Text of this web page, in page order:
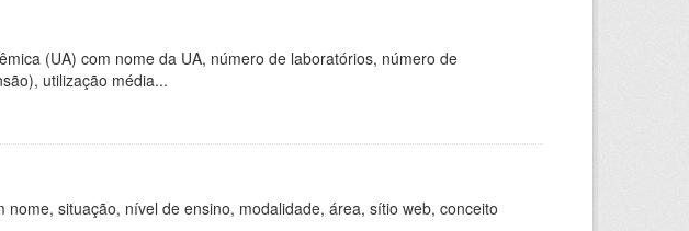
(UA) com nome da UA, número de laboratórios, número de
utilização média...
situação, nível de ensino, modalidade, área, sítio web, conceito